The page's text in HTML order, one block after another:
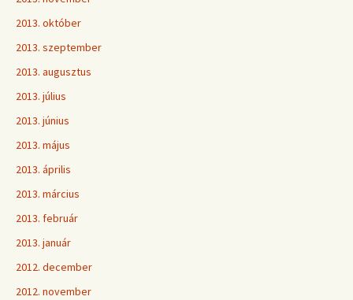
2013. október
2013. szeptember
2013. augusztus
2013. július
2013. június
2013. május
2013. április
2013. március
2013. február
2013. január
2012. december
2012. november